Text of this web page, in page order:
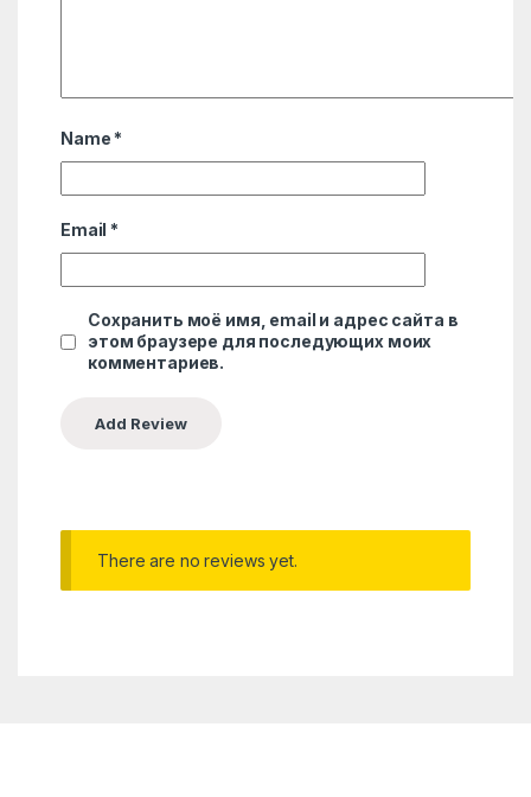
Name *
Email *
Сохранить моё имя, email и адрес сайта в
этом браузере для последующих моих
комментариев.
There are no reviews yet.